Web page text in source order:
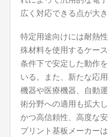
広く対応できる点が大
特定用途向けには耐熱
殊材料を使用するケー
条件下で安定した動作
いる。また、新たな応
機器や医療機器、自動
術分野への適用も拡大
かつ高信頼性、高度な
プリント基板メーカー